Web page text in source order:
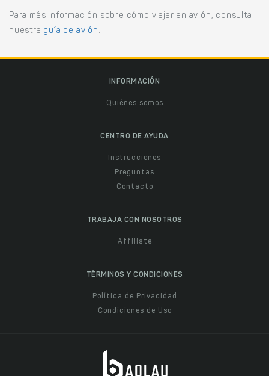
Para más información sobre cómo viajar en avión, consulta
nuestra guía de avión .
INFORMACIÓN
Quiénes somos
CENTRO DE AYUDA
Instrucciones
Preguntas
Contacto
TRABAJA CON NOSOTROS
Affiliate
TÉRMINOS Y CONDICIONES
Política de Privacidad
Condiciones de Uso